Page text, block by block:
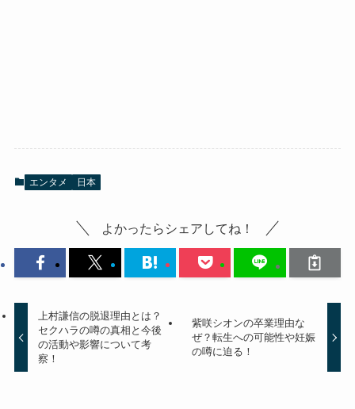
エンタメ 日本
よかったらシェアしてね！
上村謙信の脱退理由とは？
セクハラの噂の真相と今後
の活動や影響について考
察！
紫咲シオンの卒業理由な
ぜ？転生への可能性や妊娠
の噂に迫る！